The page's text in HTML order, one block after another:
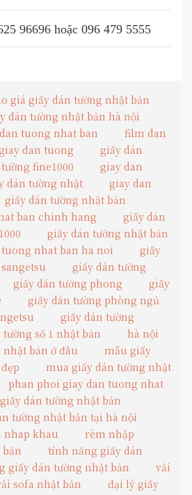
96696 hoặc 096 479 5555
giá giấy dán tường nhật bản
dán tường nhật bản hà nội
tuong nhat ban
film dan
giay dan tuong
giấy dán
fine1000
giay dan
dán tường nhật
giay dan
giấy dán tường nhật bản
ban chinh hang
giấy dán
giấy dán tường nhật bản
nhat ban ha noi
giấy
giấy dán tường
giấy dán tường phong
giấy
giấy dán tường phòng ngủ
giấy dán tường
tường số 1 nhật bản
hà nội
bản ở đâu
mẫu giấy
mua giấy dán tường nhật
phan phoi giay dan tuong nhat
dán tường nhật bản
tường nhật bản tại hà nội
nhap khau
rèm nhập
tính năng giấy dán
giấy dán tường nhật bản
vải
sofa nhật bản
đại lý giấy